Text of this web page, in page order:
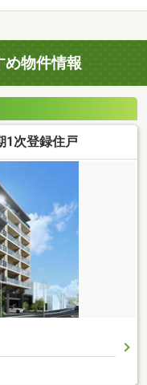
め物件情報
1次登録住戸